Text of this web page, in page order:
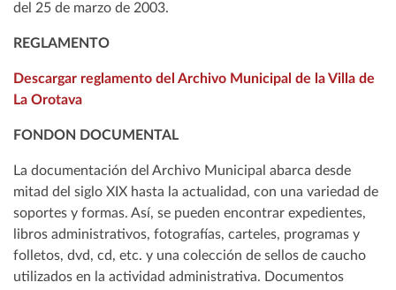
del 25 de marzo de 2003.
REGLAMENTO
Descargar reglamento del Archivo Municipal de la Villa de
La Orotava
FONDON DOCUMENTAL
La documentación del Archivo Municipal abarca desde
mitad del siglo XIX hasta la actualidad, con una variedad de
soportes y formas. Así, se pueden encontrar expedientes,
libros administrativos, fotografías, carteles, programas y
folletos, dvd, cd, etc. y una colección de sellos de caucho
utilizados en la actividad administrativa. Documentos